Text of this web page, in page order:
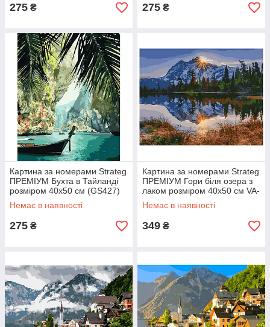
275 ₴ 275 ₴
Картина за номерами Strateg
ПРЕМІУМ Бухта в Тайланді
розміром 40х50 см (GS427)
Немає в наявності
275 ₴
Картина за номерами Strateg
ПРЕМІУМ Гори біля озера з
лаком розміром 40х50 см VA-
0311
Немає в наявності
349 ₴